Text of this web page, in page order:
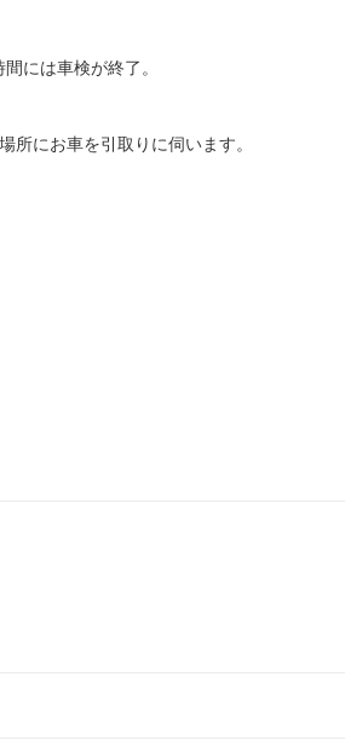
には車検が終了。
所にお車を引取りに伺います。